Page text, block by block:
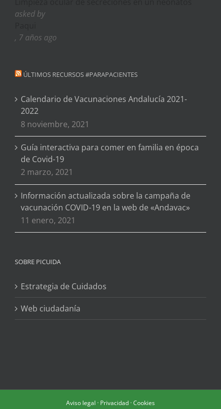
asked by
, 7 años ago
ÚLTIMOS RECURSOS #PARAPACIENTES
Calendario de Vacunaciones Andalucía 2021-
2022
8 noviembre, 2021
Guía interactiva para comer en familia en época
de Covid-19
2 marzo, 2021
Información actualizada sobre la campaña de
vacunación COVID-19 en la web de «Andavac»
11 enero, 2021
SOBRE PICUIDA
Estrategia de Cuidados
Web ciudadanía
Aviso legal · Privacidad ·Cookies